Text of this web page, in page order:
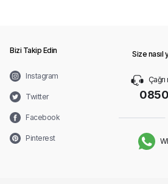
Bizi Takip Edin
Instagram
Twitter
Facebook
Pinterest
Size nasıl
0850